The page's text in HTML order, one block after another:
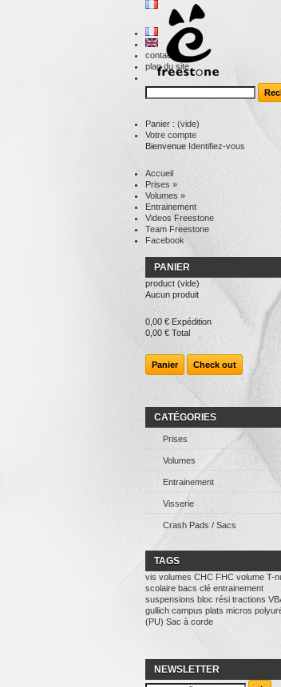
contact
plan du site
Panier : (vide)
Votre compte
Bienvenue Identifiez-vous
Accueil
Prises »
Volumes »
Entrainement
Videos Freestone
Team Freestone
Facebook
PANIER
product (vide)
Aucun produit
0,00 € Expédition
0,00 € Total
Panier Check out
CATÉGORIES
Prises
Volumes
Entrainement
Visserie
Crash Pads / Sacs
TAGS
vis volumes CHC FHC volume T-
scolaire bacs clé entrainement
suspensions bloc rési tractions
gullich campus plats micros
(PU) Sac à corde
NEWSLETTER